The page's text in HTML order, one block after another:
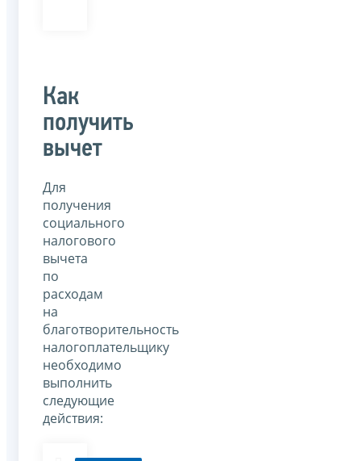
Как
получить
вычет
Для
получения
социального
налогового
вычета
по
расходам
на
благотворительность
налогоплательщику
необходимо
выполнить
следующие
действия: